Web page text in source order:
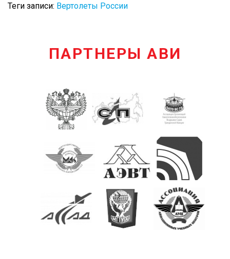
Теги записи: Вертолеты России
ПАРТНЕРЫ АВИ